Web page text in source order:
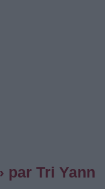
par Tri Yann